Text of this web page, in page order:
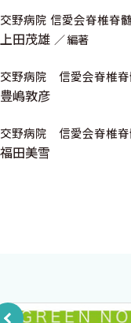
は写真を多用するよう
限りがあります．ここ
ます．
本書が，皆様の脊椎脊
より，脊椎脊髄外科が
1．除圧術と固定術
2．前方到達法と後方
B 各病変における手
1．頚椎椎間板ヘルニ
3．頚椎症性神経根
4．頚椎後縦靱帯骨化
2．糖尿病の管理
交野病院 信愛会脊椎脊
上田茂雄 編著
交野病院 信愛会脊椎脊
豊嶋敦彦
交野病院 信愛会脊椎脊
福田美雪